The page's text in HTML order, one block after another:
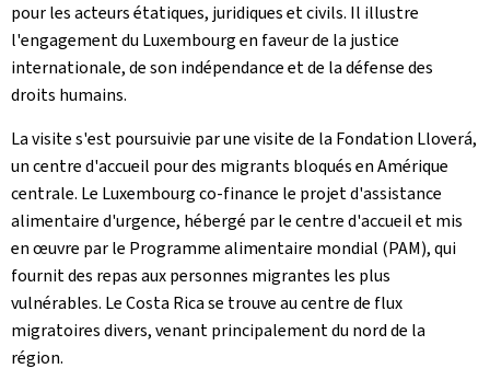
pour les acteurs étatiques, juridiques et civils. Il illustre
l'engagement du Luxembourg en faveur de la justice
internationale, de son indépendance et de la défense des
droits humains.
La visite s'est poursuivie par une visite de la Fondation Lloverá,
un centre d'accueil pour des migrants bloqués en Amérique
centrale. Le Luxembourg co-finance le projet d'assistance
alimentaire d'urgence, hébergé par le centre d'accueil et mis
en œuvre par le Programme alimentaire mondial (PAM), qui
fournit des repas aux personnes migrantes les plus
vulnérables. Le Costa Rica se trouve au centre de flux
migratoires divers, venant principalement du nord de la
région.